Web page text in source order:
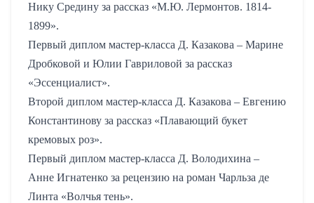
Нику Средину за рассказ «М.Ю. Лермонтов. 1814-
1899».
Первый диплом мастер-класса Д. Казакова – Марине
Дробковой и Юлии Гавриловой за рассказ
«Эссенциалист».
Второй диплом мастер-класса Д. Казакова – Евгению
Константинову за рассказ «Плавающий букет
кремовых роз».
Первый диплом мастер-класса Д. Володихина –
Анне Игнатенко за рецензию на роман Чарльза де
Линта «Волчья тень».